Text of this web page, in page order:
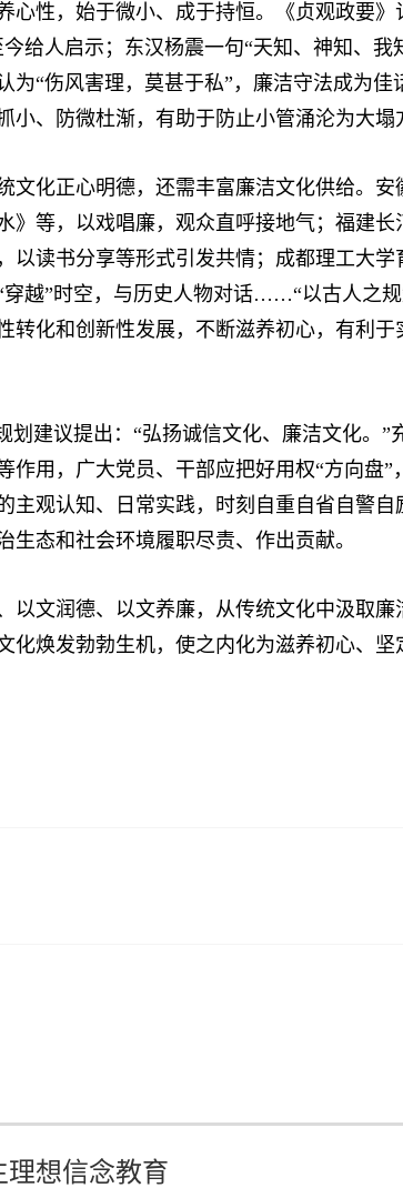
性，始于微小、成于持恒。《贞观政要》
给人启示；东汉杨震一句“天知、神知、我
为“伤风害理，莫甚于私”，廉洁守法成为
小、防微杜渐，有助于防止小管涌沦为大塌
化正心明德，还需丰富廉洁文化供给。安
》等，以戏唱廉，观众直呼接地气；福建长
以读书分享等形式引发共情；成都理工大
穿越”时空，与历史人物对话……“以古人之
转化和创新性发展，不断滋养初心，有利
建议提出：“弘扬诚信文化、廉洁文化。”
作用，广大党员、干部应把好用权“方向盘
主观认知、日常实践，时刻自重自省自警
生态和社会环境履职尽责、作出贡献。
文润德、以文养廉，从传统文化中汲取廉
化焕发勃勃生机，使之内化为滋养初心、
理想信念教育